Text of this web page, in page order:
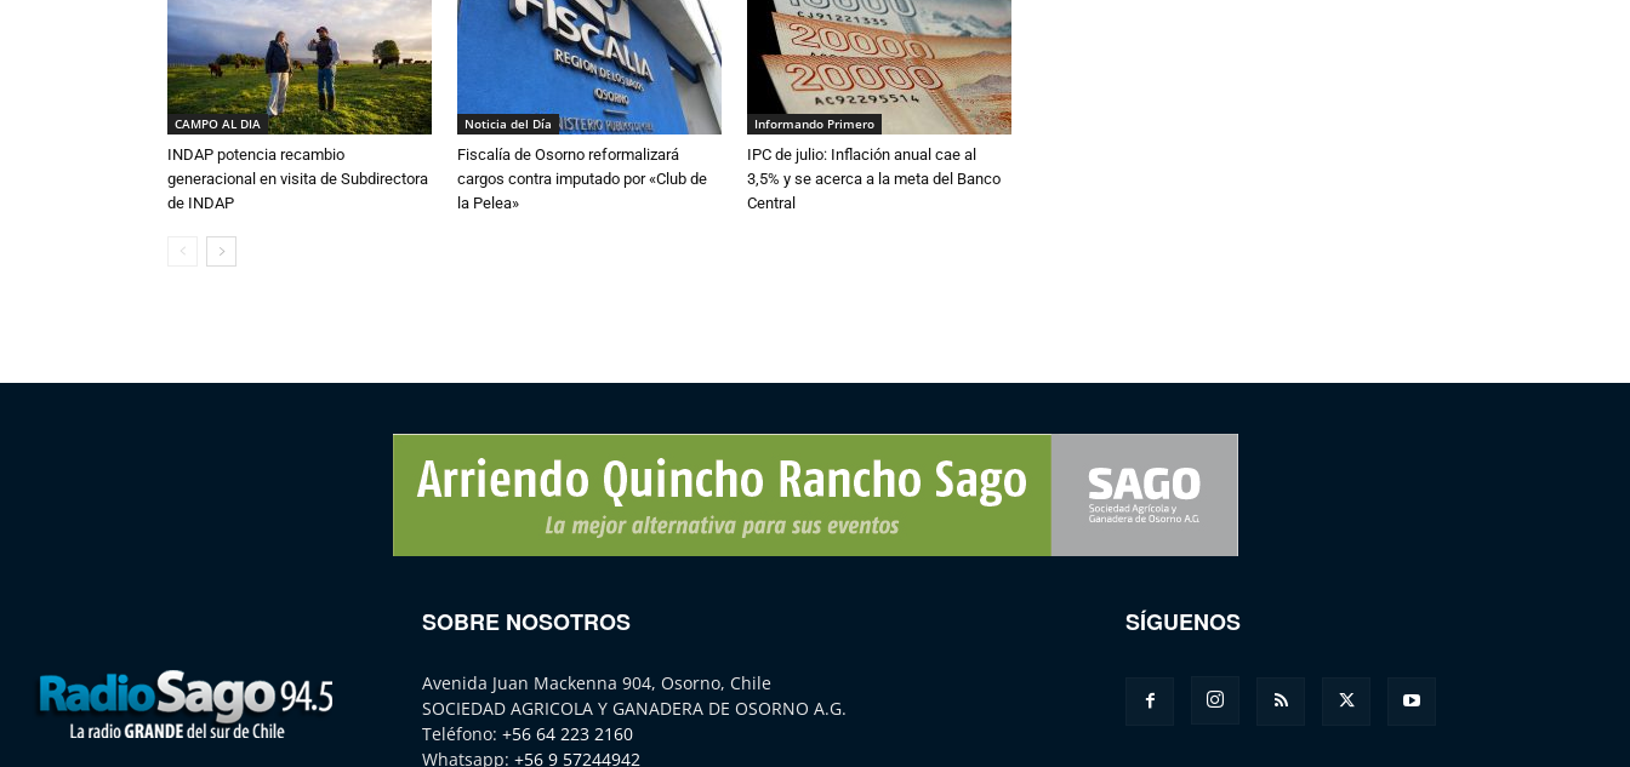
CAMPO AL DIA
INDAP potencia recambio
generacional en visita de Subdirectora
de INDAP
Noticia del Día
Fiscalía de Osorno reformalizará
cargos contra imputado por «Club de
la Pelea»
Informando Primero
IPC de julio: Inflación anual cae al
3,5% y se acerca a la meta del Banco
Central
SOBRE NOSOTROS
Avenida Juan Mackenna 904, Osorno, Chile
SOCIEDAD AGRICOLA Y GANADERA DE OSORNO A.G.
Teléfono: +56 64 223 2160
Whatsapp: +56 9 57244942
SÍGUENOS